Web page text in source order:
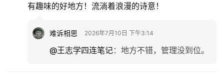
有趣味的好地方！流淌着浪漫的诗意！
难诉相思 2026年7月10日 下午3:14
@王志学四连笔记： 地方不错，管理没到位。